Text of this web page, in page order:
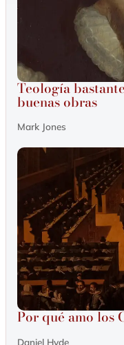
Teología
buenas obras
Mark Jones
Por qué amo los
Daniel Hyde